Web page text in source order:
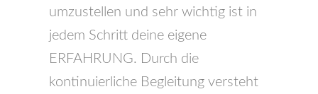
umzustellen und sehr wichtig ist in
jedem Schritt deine eigene
ERFAHRUNG. Durch die
kontinuierliche Begleitung versteht